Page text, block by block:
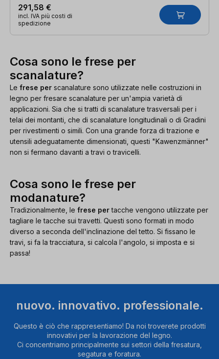
291,58 €
incl. IVA più costi di
spedizione
Cosa sono le frese per
scanalature?
Le frese per scanalature sono utilizzate nelle costruzioni in
legno per fresare scanalature per un'ampia varietà di
applicazioni. Sia che si tratti di scanalature trasversali per i
telai dei montanti, che di scanalature longitudinali o di Gradini
per rivestimenti o simili. Con una grande forza di trazione e
utensili adeguatamente dimensionati, questi "Kawenzmänner"
non si fermano davanti a travi o travicelli.
Cosa sono le frese per
modanature?
Tradizionalmente, le frese pertacche vengono utilizzate per
tagliare le tacche sui travetti. Questi sono formati in modo
diverso a seconda dell'inclinazione del tetto. Si fissano le
travi, si fa la tracciatura, si calcola l'angolo, si imposta e si
passa!
nuovo. innovativo. professionale.
Questo è ciò che rappresentiamo! Da noi troverete prodotti
innovativi per la lavorazione del legno.
Ci concentriamo principalmente sui settori della fresatura,
segatura e foratura.